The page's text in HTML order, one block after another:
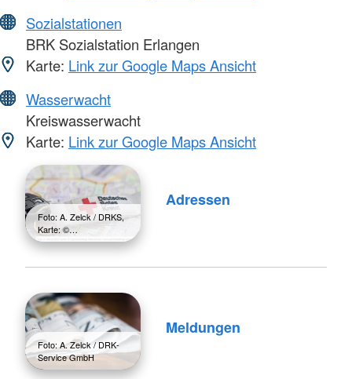
Sozialstationen
BRK Sozialstation Erlangen
Karte: Link zur Google Maps Ansicht
Wasserwacht
Kreiswasserwacht
Karte: Link zur Google Maps Ansicht
Foto: A. Zelck / DRKS,
Karte: ©…
Adressen
Foto: A. Zelck / DRK-
Service GmbH
Meldungen